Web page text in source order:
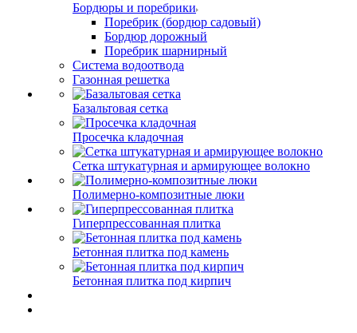
Бордюры и поребрики
Поребрик (бордюр садовый)
Бордюр дорожный
Поребрик шарнирный
Система водоотвода
Газонная решетка
Базальтовая сетка
Просечка кладочная
Сетка штукатурная и армирующее волокно
Полимерно-композитные люки
Гиперпрессованная плитка
Бетонная плитка под камень
Бетонная плитка под кирпич